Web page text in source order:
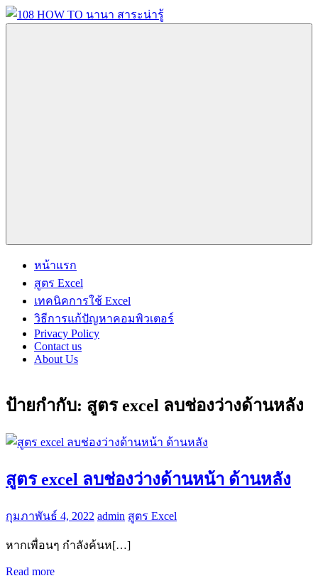
Skip
to
อื่นๆ
มากมาย
หน้าแรก
สูตร Excel
เทคนิคการใช้ Excel
วิธีการแก้ปัญหาคอมพิวเตอร์
Privacy Policy
Contact us
About Us
ป้ายกำกับ: สูตร excel ลบช่องว่างด้านหลัง
สูตร excel ลบช่องว่างด้านหน้า ด้านหลัง
กุมภาพันธ์ 4, 2022 admin สูตร Excel
หากเพื่อนๆ กำลังค้นห[…]
Read more